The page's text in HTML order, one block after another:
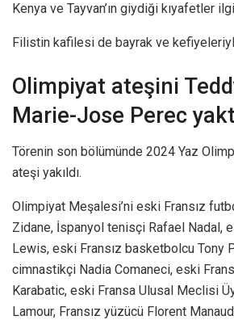
Kenya ve Tayvan’ın giydiği kıyafetler
Filistin kafilesi de bayrak ve
Olimpiyat ateşini
Marie-Jose Perec
Törenin son bölümünde 2024 Yaz
ateşi yakıldı.
Olimpiyat Meşalesi’ni eski Fransız
Zidane, İspanyol tenisçi Rafael Nadal,
Lewis, eski Fransız basketbolcu Tony
cimnastikçi Nadia Comaneci, eski
Karabatic, eski Fransa Ulusal Meclisi
Lamour, Fransız yüzücü Florent